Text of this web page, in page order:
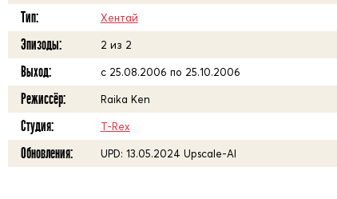
Тип: Хентай
Эпизоды: 2 из 2
Выход: с 25.08.2006 по 25.10.2006
Режиссёр: Raika Ken
Студия: T-Rex
Обновления: UPD: 13.05.2024 Upscale-AI